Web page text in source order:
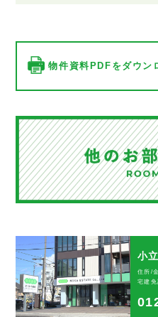
物件資料PDFをダウン
小
住所/
宅建